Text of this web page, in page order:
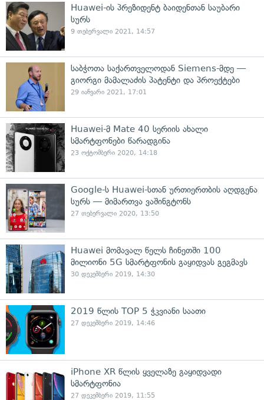
Huawei-ის პრეზიდენტ ბაიდენთან საუბარი
სურს
9 თებერვალი 2021, 14:57
საბჭოთა საქართველოდან Siemens-მდე —
გიორგი მამალაძის პატენტი და პროექტები
29 იანვარი 2021, 17:01
Huawei-მ Mate 40 სერიის ახალი
სმარტფონები წარადგინა
23 ოქტომბერი 2020, 14:18
Google-ს Huawei-სთან ურთიერთბის აღდგენა
სურს — მიმართვა ვაშინგტონს
27 თებერვალი 2020, 13:50
Huawei მომავალ წელს ჩინეთში 100
მილიონი 5G სმარტფონის გაყიდვას გეგმავს
30 დეკემბერი 2019, 14:30
2019 წლის TOP 5 ჭკვიანი საათი
27 დეკემბერი 2019, 14:46
iPhone XR წლის ყველაზე გაყიდვადი
სმარტფონია
27 დეკემბერი 2019, 11:55